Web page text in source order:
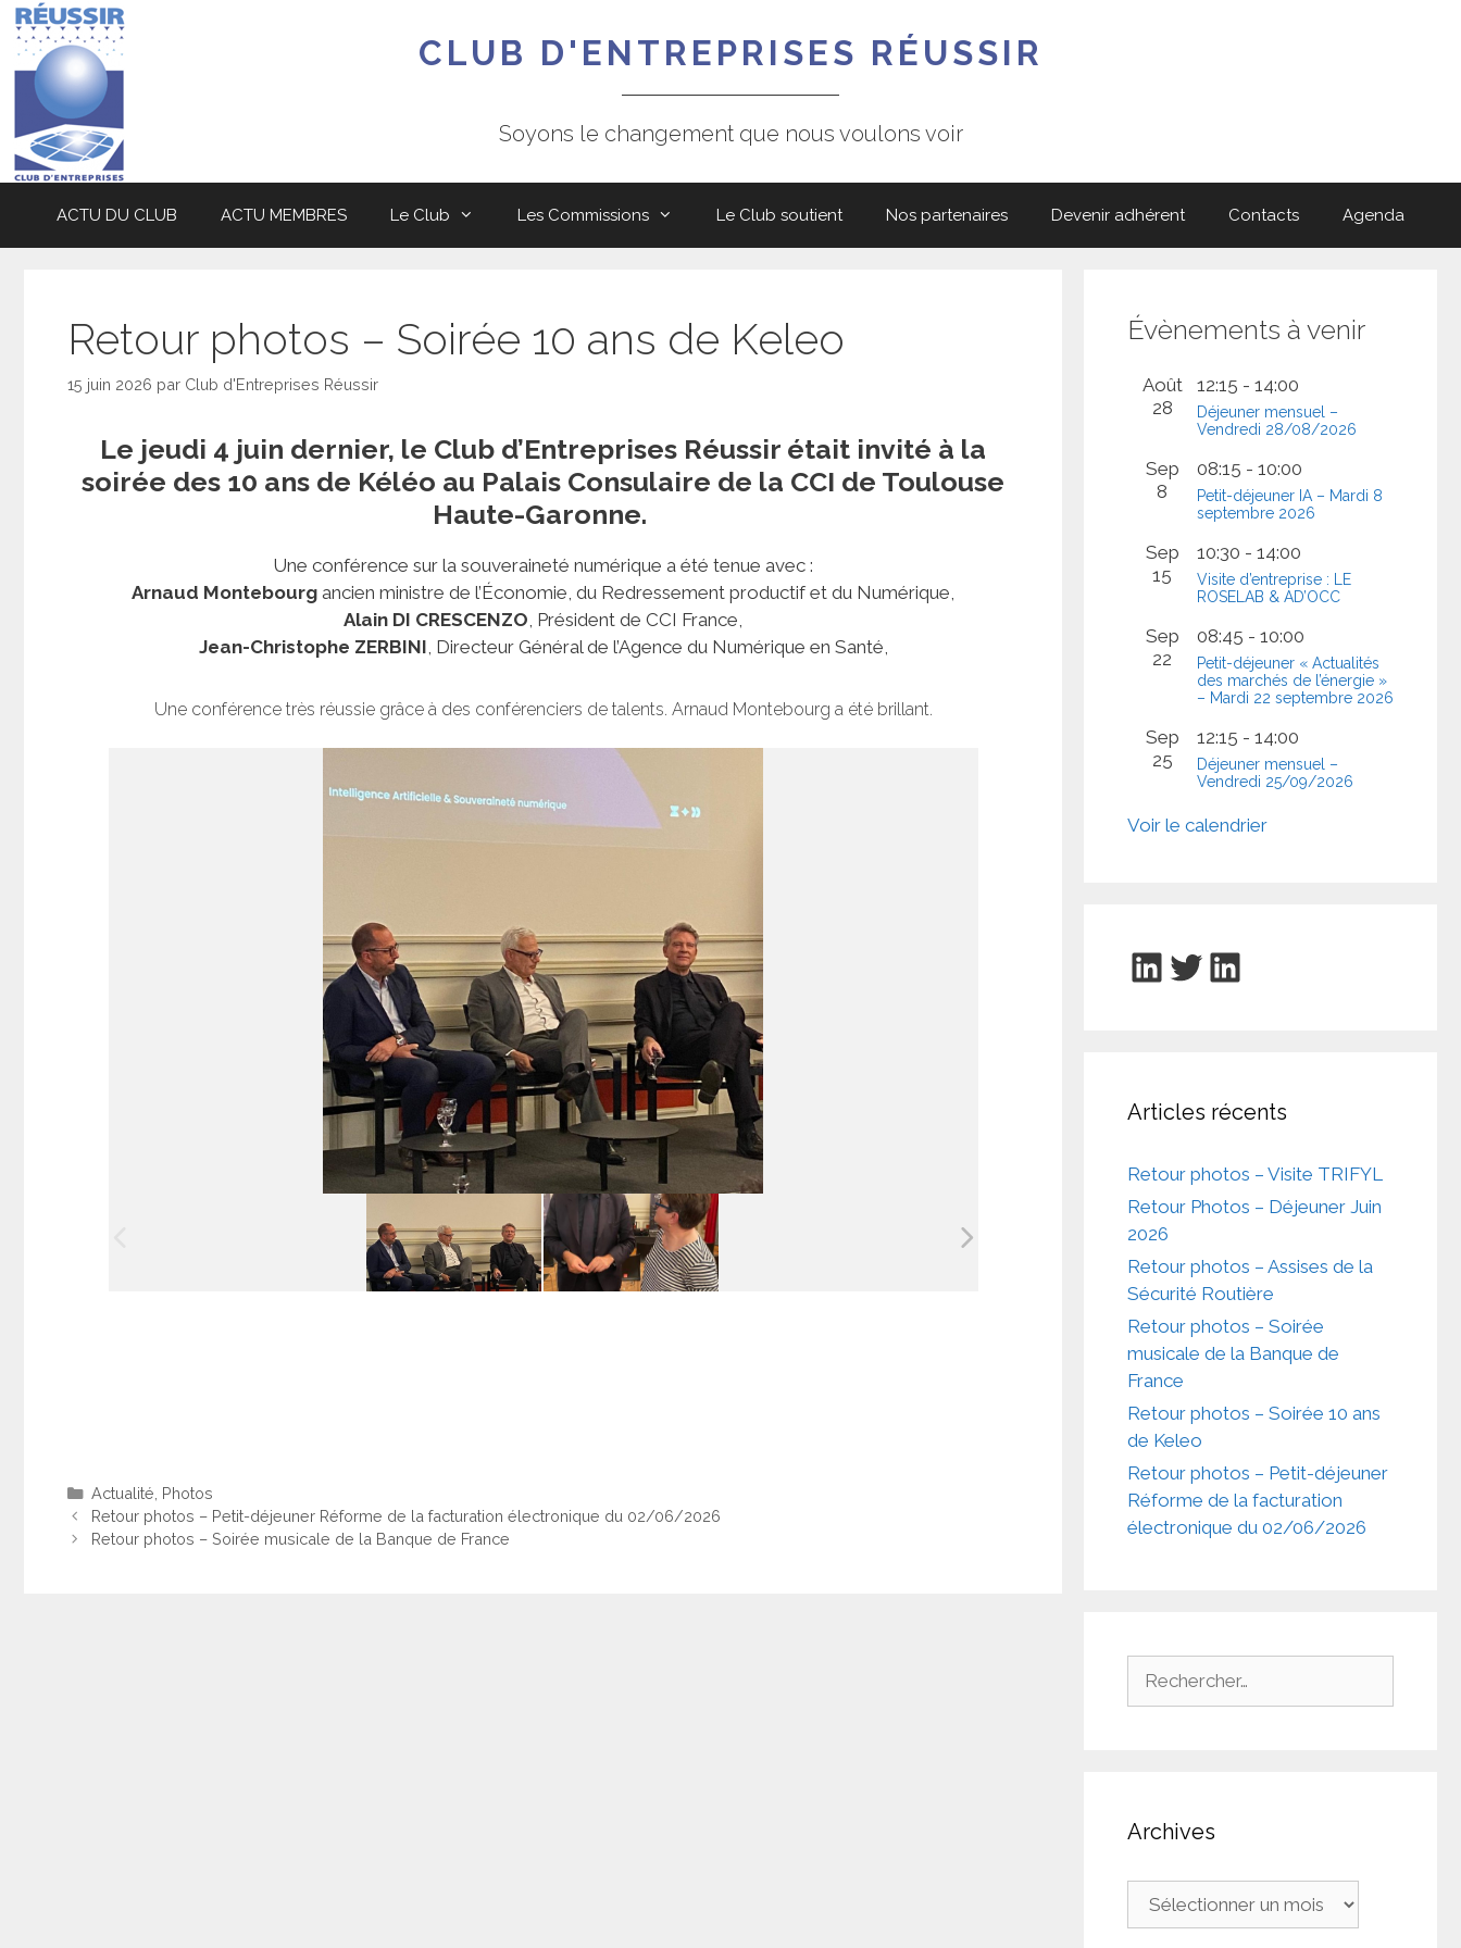
Aller
au
contenu
CLUB D'ENTREPRISES RÉUSSIR
Soyons le changement que nous voulons voir
ACTU DU CLUB ACTU MEMBRES Le Club Les Commissions Le Club soutient Nos partenaires Devenir adhérent Contacts Agenda
Retour photos – Soirée 10 ans de Keleo
15 juin 2026 par Club d'Entreprises Réussir
Le jeudi 4 juin dernier, le Club d’Entreprises Réussir était invité à la
soirée des 10 ans de Kéléo au Palais Consulaire de la CCI de Toulouse
Haute-Garonne.
Une conférence sur la souveraineté numérique a été tenue avec :
Arnaud Montebourg ancien ministre de l’Économie, du Redressement productif et du Numérique,
Alain DI CRESCENZO, Président de CCI France,
Jean-Christophe ZERBINI, Directeur Général de l’Agence du Numérique en Santé,
Une conférence très réussie grâce à des conférenciers de talents. Arnaud Montebourg a été brillant.
Catégories
Actualité Photos
Retour photos – Petit-déjeuner Réforme de la facturation électronique du 02/06/2026
Retour photos – Soirée musicale de la Banque de France
Évènements à venir
Août
28
12:15 - 14:00
Déjeuner mensuel –
Vendredi 28/08/2026
Sep
8
08:15 - 10:00
Petit-déjeuner IA – Mardi 8
septembre 2026
Sep
15
10:30 - 14:00
Visite d’entreprise : LE
ROSELAB & AD’OCC
Sep
22
08:45 - 10:00
Petit-déjeuner « Actualités
des marchés de l’énergie »
– Mardi 22 septembre 2026
Sep
25
12:15 - 14:00
Déjeuner mensuel –
Vendredi 25/09/2026
Voir le calendrier
LinkedIn
Twitter
LinkedIn
Articles récents
Retour photos – Visite TRIFYL
Retour Photos – Déjeuner Juin
2026
Retour photos – Assises de la
Sécurité Routière
Retour photos – Soirée
musicale de la Banque de
France
Retour photos – Soirée 10 ans
de Keleo
Retour photos – Petit-déjeuner
Réforme de la facturation
électronique du 02/06/2026
Archives
Archives